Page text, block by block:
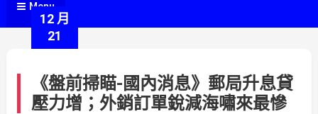
Menu
12 月
21
《盤前掃瞄-國內消息》郵局升息貸
壓力增；外銷訂單銳減海嘯來最慘